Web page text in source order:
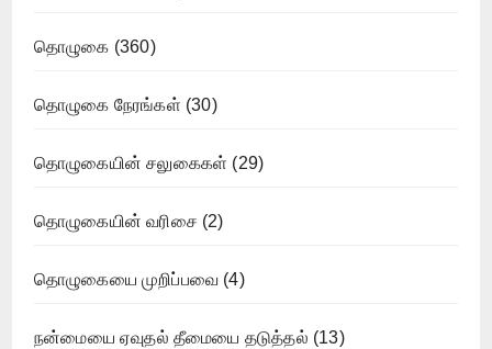
தொழுகை (360)
தொழுகை நேரங்கள் (30)
தொழுகையின் சலுகைகள் (29)
தொழுகையின் வரிசை (2)
தொழுகையை முறிப்பவை (4)
நன்மையை ஏவுதல் தீமையை தடுத்தல் (13)